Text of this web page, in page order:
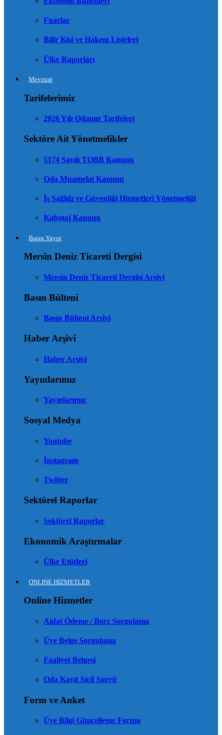
Fuarlar
Bilir Kişi ve Hakem Listeleri
Ülke Raporları
Mevzuat
Tarifelerimiz
2026 Yılı Odamız Tarifeleri
Sektöre Ait Yönetmelikler
5174 Sayılı TOBB Kanunu
Oda Muamelat Kanunu
İş Sağlığı ve Güvenliği Hizmetleri Yönetmeliği
Kabotaj Kanunu
Basın Yayın
Mersin Deniz Ticareti Dergisi
Mersin Deniz Ticareti Dergisi Arşivi
Basın Bülteni
Basın Bülteni Arşivi
Haber Arşivi
Haber Arşivi
Yayınlarımız
Yayınlarımız
Sosyal Medya
Youtube
İnstagram
Twitter
Sektörel Raporlar
Sektörel Raporlar
Ekonomik Araştırmalar
Ülke Etütleri
ONLINE HİZMETLER
Online Hizmetler
Aidat Ödeme / Borç Sorgulama
Üye Belge Sorgulama
Faaliyet Belgesi
Oda Kayıt Sicil Sureti
Form ve Anket
Üye Bilgi Güncelleme Formu